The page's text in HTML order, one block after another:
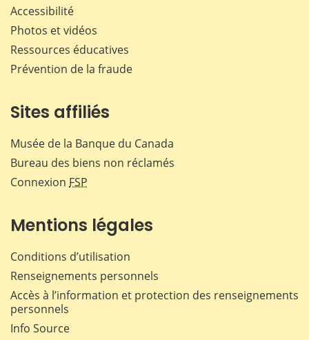
Accessibilité
Photos et vidéos
Ressources éducatives
Prévention de la fraude
Sites affiliés
Musée de la Banque du Canada
Bureau des biens non réclamés
Connexion FSP
Mentions légales
Conditions d’utilisation
Renseignements personnels
Accès à l’information et protection des renseignements
personnels
Info Source